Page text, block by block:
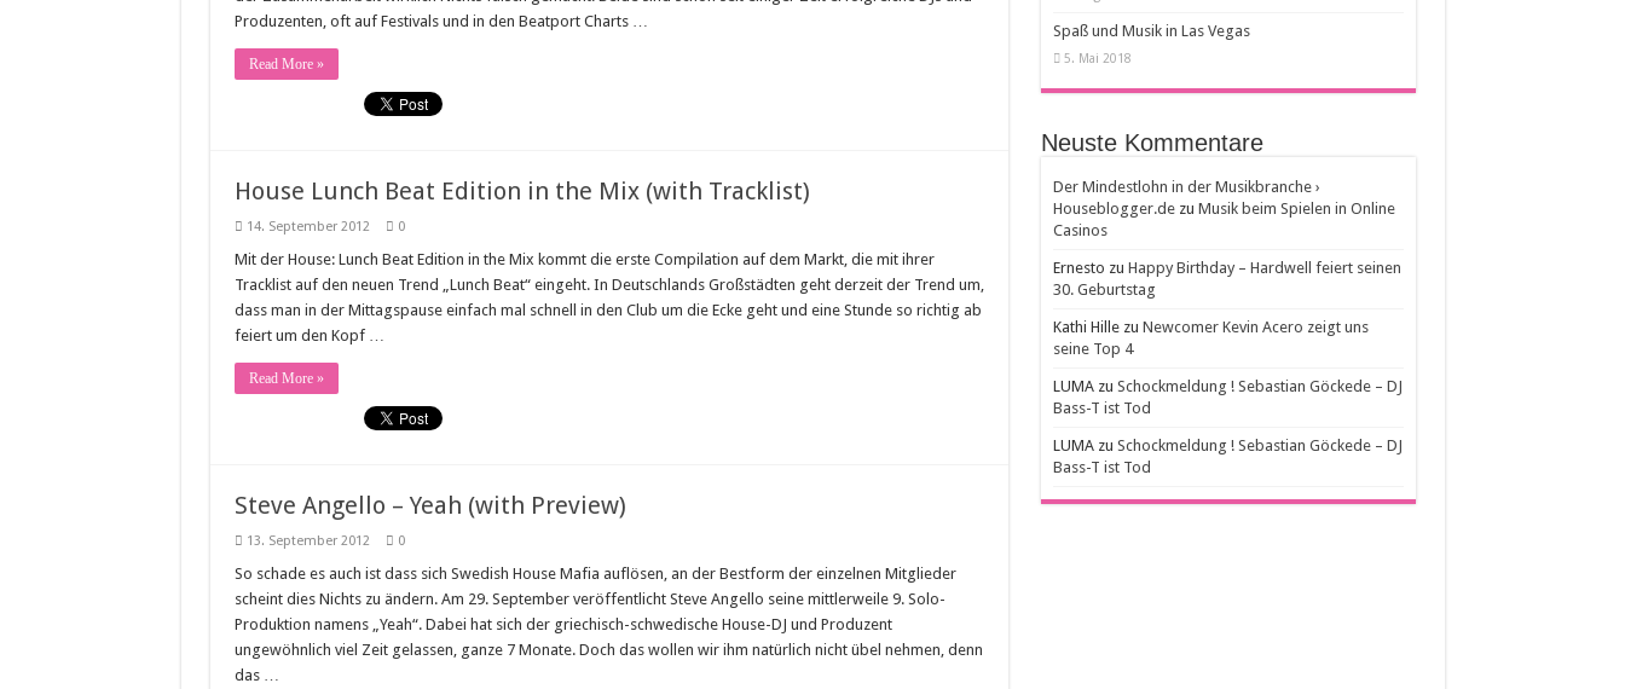
Produzenten, oft auf Festivals und in den Beatport Charts …
Read More »
House Lunch Beat Edition in the Mix (with Tracklist)
14. September 2012 0
Mit der House: Lunch Beat Edition in the Mix kommt die erste Compilation auf dem Markt, die mit ihrer
Tracklist auf den neuen Trend „Lunch Beat“ eingeht. In Deutschlands Großstädten geht derzeit der Trend um,
dass man in der Mittagspause einfach mal schnell in den Club um die Ecke geht und eine Stunde so richtig ab
feiert um den Kopf …
Read More »
Steve Angello – Yeah (with Preview)
13. September 2012 0
So schade es auch ist dass sich Swedish House Mafia auflösen, an der Bestform der einzelnen Mitglieder
scheint dies Nichts zu ändern. Am 29. September veröffentlicht Steve Angello seine mittlerweile 9. Solo-
Produktion namens „Yeah“. Dabei hat sich der griechisch-schwedische House-DJ und Produzent
ungewöhnlich viel Zeit gelassen, ganze 7 Monate. Doch das wollen wir ihm natürlich nicht übel nehmen, denn
das …
Spaß und Musik in Las Vegas
5. Mai 2018
Neuste Kommentare
Der Mindestlohn in der Musikbranche ›
Houseblogger.dezu Musik beim Spielen in Online
Casinos
Ernesto zu Happy Birthday – Hardwell feiert seinen
30. Geburtstag
Kathi Hillezu Newcomer Kevin Acero zeigt uns
seine Top 4
LUMAzu Schockmeldung ! Sebastian Göckede – DJ
Bass-T ist Tod
LUMAzu Schockmeldung ! Sebastian Göckede – DJ
Bass-T ist Tod